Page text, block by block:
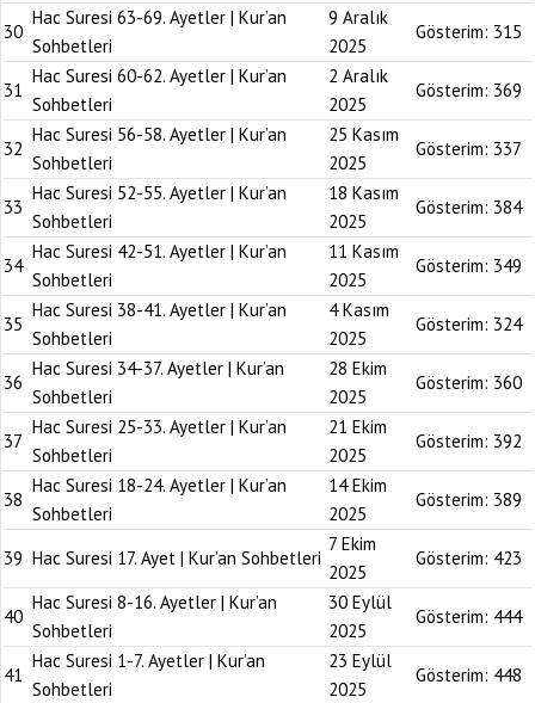
30
Hac Suresi 63-69. Ayetler | Kur’an
Sohbetleri
9 Aralık
2025
Gösterim: 315
31
Hac Suresi 60-62. Ayetler | Kur’an
Sohbetleri
2 Aralık
2025
Gösterim: 369
32
Hac Suresi 56-58. Ayetler | Kur’an
Sohbetleri
25 Kasım
2025
Gösterim: 337
33
Hac Suresi 52-55. Ayetler | Kur’an
Sohbetleri
18 Kasım
2025
Gösterim: 384
34
Hac Suresi 42-51. Ayetler | Kur’an
Sohbetleri
11 Kasım
2025
Gösterim: 349
35
Hac Suresi 38-41. Ayetler | Kur’an
Sohbetleri
4 Kasım
2025
Gösterim: 324
36
Hac Suresi 34-37. Ayetler | Kur’an
Sohbetleri
28 Ekim
2025
Gösterim: 360
37
Hac Suresi 25-33. Ayetler | Kur’an
Sohbetleri
21 Ekim
2025
Gösterim: 392
38
Hac Suresi 18-24. Ayetler | Kur’an
Sohbetleri
14 Ekim
2025
Gösterim: 389
39 Hac Suresi 17. Ayet | Kur’an Sohbetleri
7 Ekim
2025
Gösterim: 423
40
Hac Suresi 8-16. Ayetler | Kur’an
Sohbetleri
30 Eylül
2025
Gösterim: 444
41
Hac Suresi 1-7. Ayetler | Kur’an
Sohbetleri
23 Eylül
2025
Gösterim: 448